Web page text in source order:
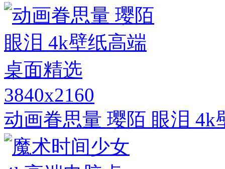
3840x2160
动画眷思量 璎陌 眼泪 4k